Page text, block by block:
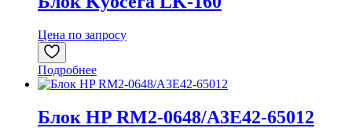
Цена по запросу
Подробнее
Блок HP RM2-0648/A3E42-65012